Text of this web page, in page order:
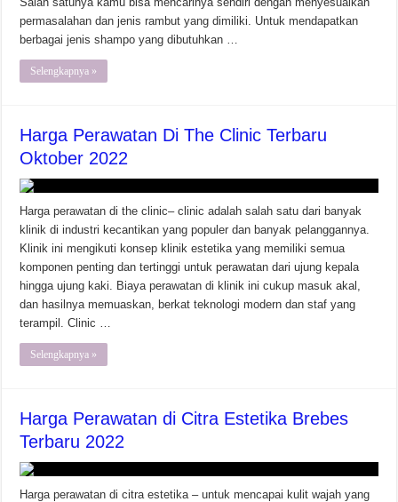
permasalahan dan jenis rambut yang dimiliki. Untuk mendapatkan
berbagai jenis shampo yang dibutuhkan …
Selengkapnya »
Harga Perawatan Di The Clinic Terbaru
Oktober 2022
Harga perawatan di the clinic– clinic adalah salah satu dari banyak
klinik di industri kecantikan yang populer dan banyak pelanggannya.
Klinik ini mengikuti konsep klinik estetika yang memiliki semua
komponen penting dan tertinggi untuk perawatan dari ujung kepala
hingga ujung kaki. Biaya perawatan di klinik ini cukup masuk akal,
dan hasilnya memuaskan, berkat teknologi modern dan staf yang
terampil. Clinic …
Selengkapnya »
Harga Perawatan di Citra Estetika Brebes
Terbaru 2022
Harga perawatan di citra estetika – untuk mencapai kulit wajah yang